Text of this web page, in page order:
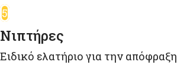
5
Νιπτήρες
Ειδικό ελατήριο για την απόφραξη